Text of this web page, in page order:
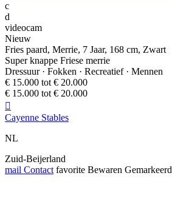
c
d
videocam
Nieuw
Fries paard, Merrie, 7 Jaar, 168 cm, Zwart
Super knappe Friese merrie
Dressuur · Fokken · Recreatief · Mennen
€ 15.000 tot € 20.000
€ 15.000 tot € 20.000

Cayenne Stables
NL
Zuid-Beijerland
mail Contact favorite Bewaren Gemarkeerd